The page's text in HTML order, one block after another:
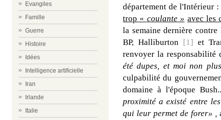
Evangiles
Famille
Guerre
Histoire
Idées
Intelligence artificielle
Iran
Irlande
Italie
département de l'Intérieur :
trop « coulante » avec les
la semaine dernière
BP, Halliburton [1] et
renvoyer la responsabilité
été dupes, et moi non
culpabilité du
domaine à l'époque
proximité a existé entre
qui leur permet de forer» ,